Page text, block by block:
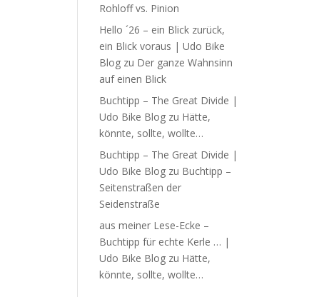
Rohloff vs. Pinion
Hello ´26 – ein Blick zurück,
ein Blick voraus | Udo Bike
Blog zu Der ganze Wahnsinn
auf einen Blick
Buchtipp – The Great Divide |
Udo Bike Blog zu Hätte,
könnte, sollte, wollte…
Buchtipp – The Great Divide |
Udo Bike Blog zu Buchtipp –
Seitenstraßen der
Seidenstraße
aus meiner Lese-Ecke –
Buchtipp für echte Kerle … |
Udo Bike Blog zu Hätte,
könnte, sollte, wollte…